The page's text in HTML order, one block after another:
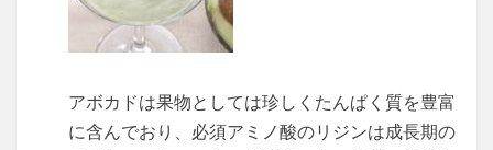
アボカドは果物としては珍しくたんぱく質を豊富
に含んでおり、必須アミノ酸のリジンは成長期の